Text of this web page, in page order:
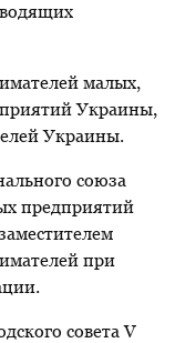
малых,
Украины,
Украины.
союза
предприятий
при
совета V